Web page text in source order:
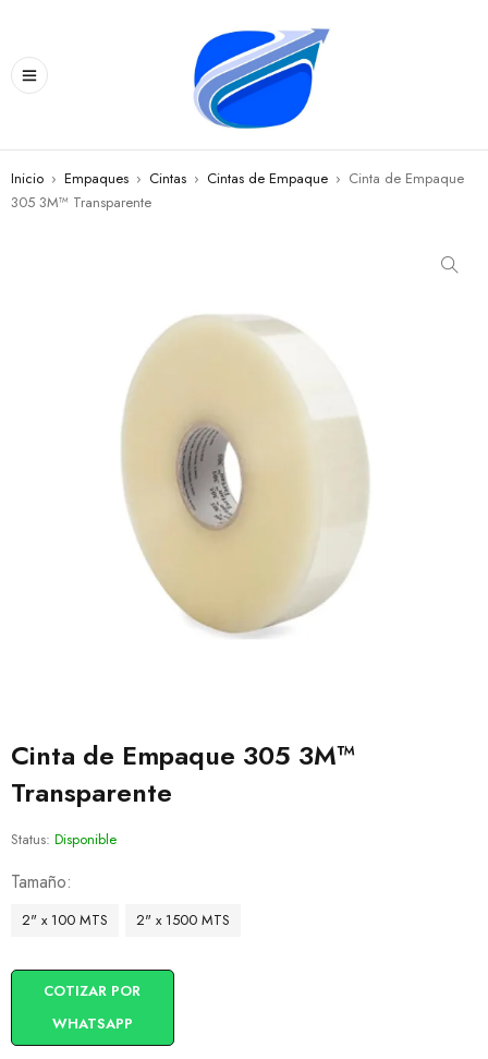
Inicio › Empaques › Cintas › Cintas de Empaque › Cinta de Empaque
305 3M™ Transparente
Cinta de Empaque 305 3M™
Transparente
Status: Disponible
Tamaño
2" x 100 MTS 2" x 1500 MTS
COTIZAR POR
WHATSAPP